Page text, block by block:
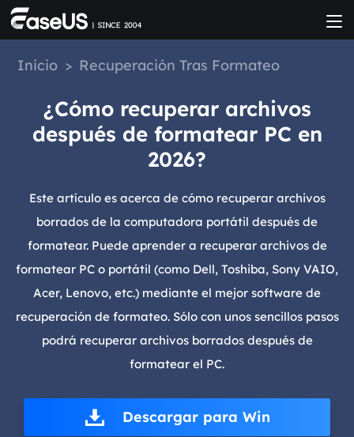
Inicio > Recuperación Tras Formateo
¿Cómo recuperar archivos
después de formatear PC en
2026?
Este artículo es acerca de cómo recuperar archivos
borrados de la computadora portátil después de
formatear. Puede aprender a recuperar archivos de
formatear PC o portátil (como Dell, Toshiba, Sony VAIO,
Acer, Lenovo, etc.) mediante el mejor software de
recuperación de formateo. Sólo con unos sencillos pasos
podrá recuperar archivos borrados después de
formatear el PC.
Descargar para Win